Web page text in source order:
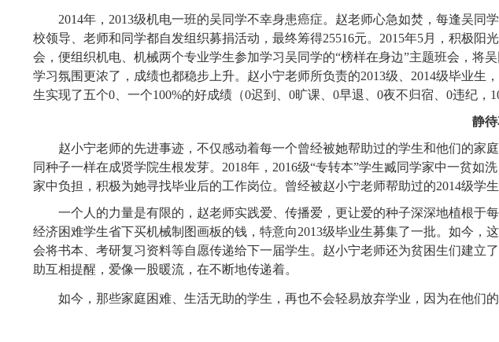
2014年， 2013级机电一班的吴同学不幸身患癌症。赵老师心急如焚，每逢吴同
校领导、老师和同学都自发组织募捐活动，最终筹得25516元。 2015年5月，积极阳
会，便组织机电、机械两个专业学生参加学习吴同学的“榜样在身边”主题班会，将
学习氛围更浓了，成绩也都稳步上升。赵小宁老师所负责的2013级、 2014级毕业生
生实现了五个0 、一个100%的好成绩（0迟到、 0旷课、 0早退、 0夜不归宿、 0违纪，
静
赵小宁老师的先进事迹，不仅感动着每一个曾经被她帮助过的学生和他们的
同种子一样在成贤学院生根发芽。 2018年， 2016级“专转本”学生臧同学家中一贫如
家中负担，积极为她寻找毕业后的工作岗位。曾经被赵小宁老师帮助过的2014级学
一个人的力量是有限的，赵老师实践爱、传播爱，更让爱的种子深深地植根于
经济困难学生省下买机械制图画板的钱，特意向2013级毕业生募集了一批。如今，
会将书本、考研复习资料等自愿传递给下一届学生。赵小宁老师还为贫困生们建立
助互相提醒，爱像一股暖流，在不断地传递着。
如今，那些家庭困难、生活无助的学生，再也不会轻易放弃学业，因为在他们